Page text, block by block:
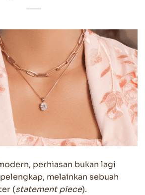
perhiasan bukan lagi
melainkan sebuah
(statement piece).